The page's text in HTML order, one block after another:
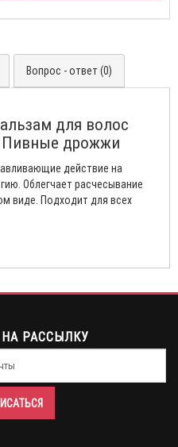
Вопрос - ответ (0)
для волос
Пивные дрожжи
действие на
Облегчает расчесывание
виде. Подходит для всех
РАССЫЛКУ